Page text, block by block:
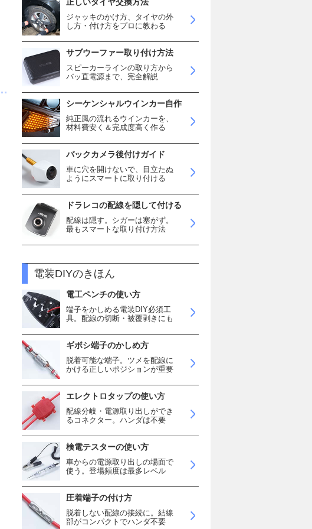
正しいタイヤ交換方法
ジャッキのかけ方、タイヤの外
し方・付け方をプロに教わる
サブウーファー取り付け方法
スピーカーラインの取り方から
バッ直電源まで、完全解説
シーケンシャルウインカー自作
純正風の流れるウインカーを、
材料費安く＆完成度高く作る
バックカメラ後付けガイド
車に穴を開けないで、目立たぬ
ようにスマートに取り付ける
ドラレコの配線を隠して付ける
配線は隠す。シガーは塞がず。
最もスマートな取り付け方法
電装DIYのきほん
電工ペンチの使い方
端子をかしめる電装DIY必須工
具。配線の切断・被覆剥きにも
ギボシ端子のかしめ方
脱着可能な端子。ツメを配線に
かける正しいポジションが重要
エレクトロタップの使い方
配線分岐・電源取り出しができ
るコネクター。ハンダは不要
検電テスターの使い方
車からの電源取り出しの場面で
使う。登場頻度は最多レベル
圧着端子の付け方
脱着しない配線の接続に。結線
部がコンパクトでハンダ不要